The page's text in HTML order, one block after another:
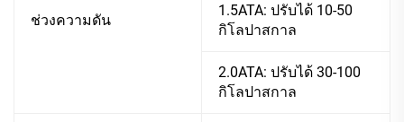
ช่วงความดัน
1.5ATA: ปรับได้ 10-50
กิโลปาสกาล
2.0ATA: ปรับได้ 30-100
กิโลปาสกาล